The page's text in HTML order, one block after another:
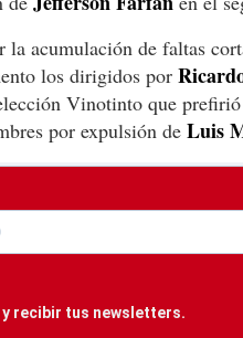
la acumulación de faltas
los dirigidos por
Vinotinto que
por expulsión de Luis
recibir tus newsletters.